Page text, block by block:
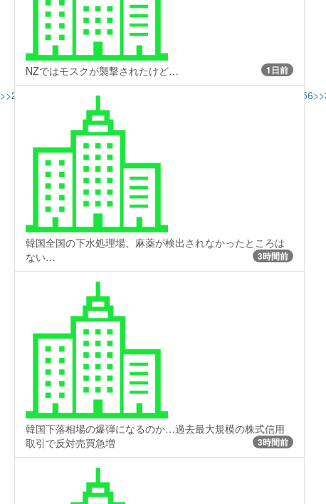
>>288 >>317 >>356
NZではモスクが襲撃されたけど… 1日前
韓国全国の下水処理場、麻薬が検出されなかったところは
ない…
3時間前
韓国下落相場の爆弾になるのか…過去最大規模の株式信用
取引で反対売買急増
3時間前